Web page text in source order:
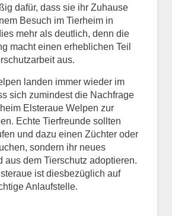
über das
Tiers*
dafür, dass sie ihr Zuhause
Besuch im Tierheim in
mehr als deutlich, denn die
macht einen erheblichen Teil
aus.
landen immer wieder im
sich zumindest die Nachfrage
Elsteraue Welpen zur
Echte Tierfreunde sollten
und dazu einen Züchter oder
sondern ihr neues
aus dem Tierschutz adoptieren.
ist diesbezüglich auf
Anlaufstelle.